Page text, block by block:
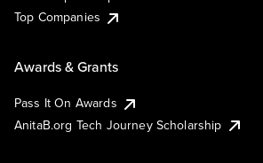
Top Companies
Awards & Grants
Pass It On Awards
AnitaB.org Tech Journey Scholarship